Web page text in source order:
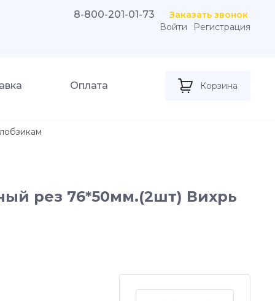
8-800-201-01-73
Заказать звонок
Войти
Регистрация
Оплата Корзина
рез 76*50мм.(2шт) Вихрь